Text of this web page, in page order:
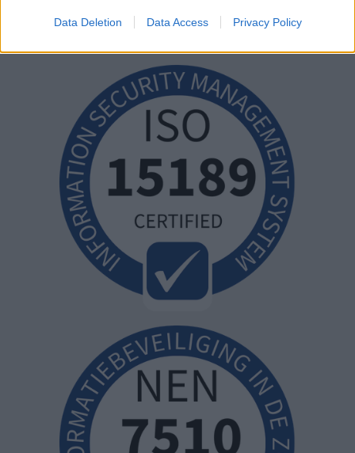
Data Deletion Data Access Privacy Policy